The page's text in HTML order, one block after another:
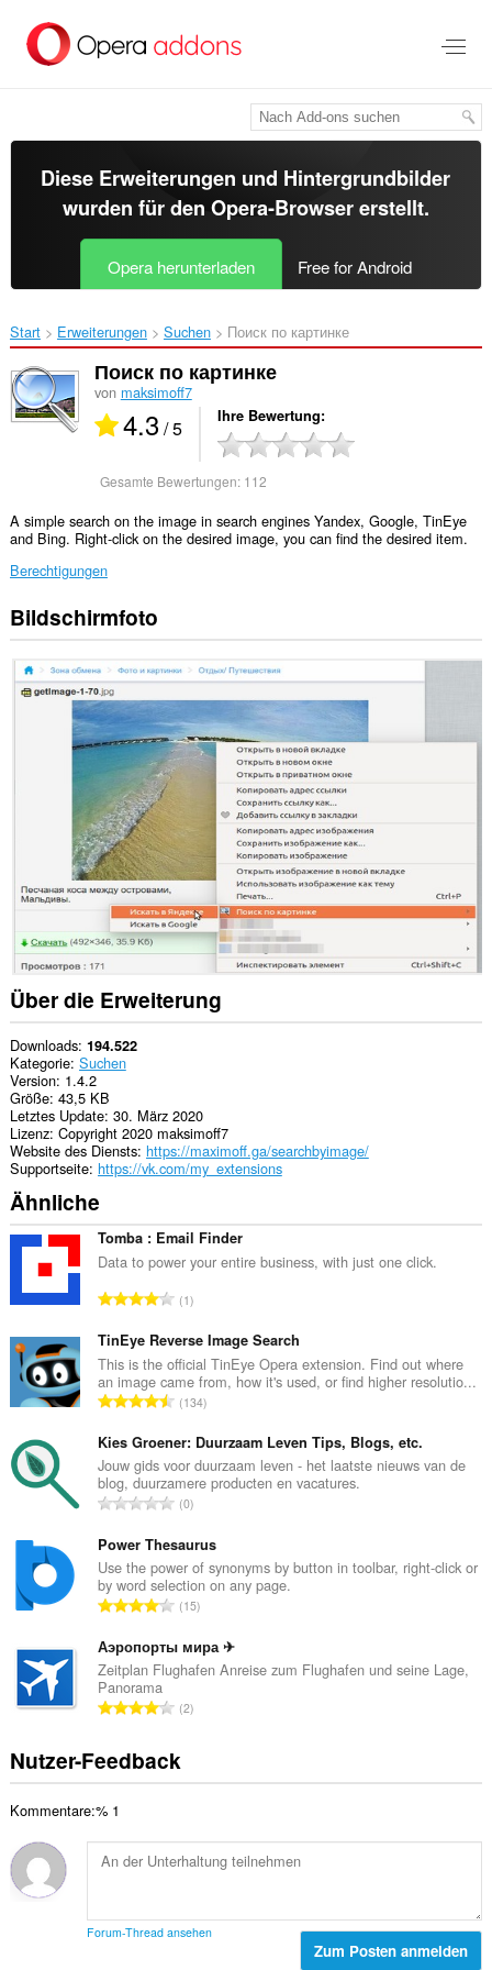
Hauptinhalt
springen
Diese Erweiterungen und Hintergrundbilder
wurden für den Opera-Browsererstellt.
Opera herunterladen Free for Android
Start Erweiterungen Suchen Поиск по картинке‎
Поиск по картинке
von maksimoff7
4.3 / 5 Ihre Bewertung
Gesamte Bewertungen: 112
A simple search on the image in search engines Yandex, Google, TinEye
and Bing. Right-click on the desired image, you can find the desired item.
Berechtigungen
Diese
Erweiterung
auf
Ihre
Browseraktivitäten
Bildschirmfoto
Über die Erweiterung
Downloads 194.522
Kategorie Suchen
Version 1.4.2
Größe 43,5 KB
Letztes Update 30. März 2020
Lizenz Copyright 2020 maksimoff7
Website des Diensts https://maximoff.ga/searchbyimage/
Supportseite https://vk.com/my_extensions
Ähnliche
Tomba : Email Finder
Data to power your entire business, with just one click.
G
s
a
m
t
B
e
w
e
r
t
u
n
e
n
1
TinEye Reverse Image Search
This is the official TinEye Opera extension. Find out where
an image came from, how it's used, or find higher resolutio...
G
s
a
m
t
B
e
w
e
r
t
u
n
e
n
134
Kies Groener: Duurzaam Leven Tips, Blogs, etc.
Jouw gids voor duurzaam leven - het laatste nieuws van de
blog, duurzamere producten en vacatures.
G
s
a
m
t
B
e
w
e
t
u
e
n
0
Power Thesaurus
Use the power of synonyms by button in toolbar, right-click or
by word selection on any page.
G
s
a
t
B
e
r
t
g
15
Аэропорты мира ✈
Zeitplan Flughafen Anreise zum Flughafen und seine Lage,
Panorama
G
s
a
e
B
e
2
Nutzer-Feedback
Kommentare:% 1
Forum-Thread ansehen
Zum Posten anmelden